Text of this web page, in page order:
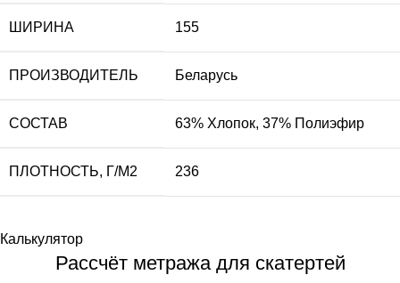
ШИРИНА 155
ПРОИЗВОДИТЕЛЬ Беларусь
СОСТАВ 63% Хлопок, 37% Полиэфир
ПЛОТНОСТЬ, Г/М2 236
Калькулятор
Рассчёт метража для скатертей